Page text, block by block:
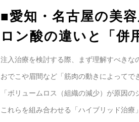
■愛知・名古屋の美
ロン酸の違いと「併
注入治療を検討する際、まず理解すべきな
おでこや眉間など「筋肉の動きによって
「ボリュームロス（組織の減少）が原因
これらを組み合わせる「ハイブリッド治療